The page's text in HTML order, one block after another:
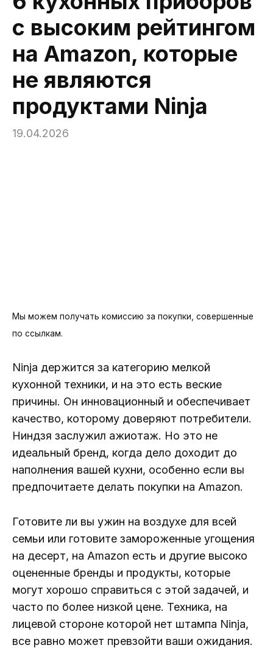
с высоким рейтингом
на Amazon, которые
не являются
продуктами Ninja
19.04.2026
Мы можем получать комиссию за покупки, совершенные
по ссылкам.
Ninja держится за категорию мелкой
кухонной техники, и на это есть веские
причины. Он инновационный и обеспечивает
качество, которому доверяют потребители.
Ниндзя заслужил ажиотаж. Но это не
идеальный бренд, когда дело доходит до
наполнения вашей кухни, особенно если вы
предпочитаете делать покупки на Amazon.
Готовите ли вы ужин на воздухе для всей
семьи или готовите замороженные угощения
на десерт, на Amazon есть и другие высоко
оцененные бренды и продукты, которые
могут хорошо справиться с этой задачей, и
часто по более низкой цене. Техника, на
лицевой стороне которой нет штампа Ninja,
все равно может превзойти ваши ожидания.